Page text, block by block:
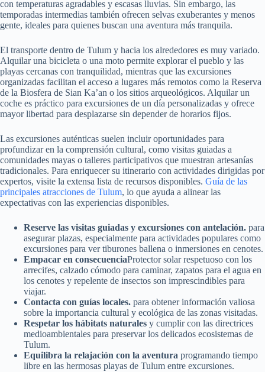
con temperaturas agradables y escasas lluvias. Sin embargo, las
temporadas intermedias también ofrecen selvas exuberantes y menos
gente, ideales para quienes buscan una aventura más tranquila.
El transporte dentro de Tulum y hacia los alrededores es muy variado.
Alquilar una bicicleta o una moto permite explorar el pueblo y las
playas cercanas con tranquilidad, mientras que las excursiones
organizadas facilitan el acceso a lugares más remotos como la Reserva
de la Biosfera de Sian Ka’an o los sitios arqueológicos. Alquilar un
coche es práctico para excursiones de un día personalizadas y ofrece
mayor libertad para desplazarse sin depender de horarios fijos.
Las excursiones auténticas suelen incluir oportunidades para
profundizar en la comprensión cultural, como visitas guiadas a
comunidades mayas o talleres participativos que muestran artesanías
tradicionales. Para enriquecer su itinerario con actividades dirigidas por
expertos, visite la extensa lista de recursos disponibles. Guía de las
principales atracciones de Tulum, lo que ayuda a alinear las
expectativas con las experiencias disponibles.
Reserve las visitas guiadas y excursiones con antelación. para
asegurar plazas, especialmente para actividades populares como
excursiones para ver tiburones ballena o inmersiones en cenotes.
Empacar en consecuenciaProtector solar respetuoso con los
arrecifes, calzado cómodo para caminar, zapatos para el agua en
los cenotes y repelente de insectos son imprescindibles para
viajar.
Contacta con guías locales. para obtener información valiosa
sobre la importancia cultural y ecológica de las zonas visitadas.
Respetar los hábitats naturales y cumplir con las directrices
medioambientales para preservar los delicados ecosistemas de
Tulum.
Equilibra la relajación con la aventura programando tiempo
libre en las hermosas playas de Tulum entre excursiones.